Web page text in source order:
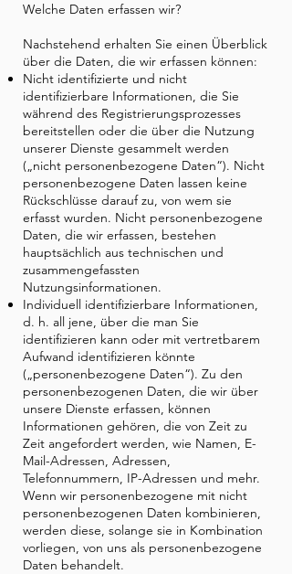
Welche Daten erfassen wir?
Nachstehend erhalten Sie einen Überblick
über die Daten, die wir erfassen können:
Nicht identifizierte und nicht
identifizierbare Informationen, die Sie
während des Registrierungsprozesses
bereitstellen oder die über die Nutzung
unserer Dienste gesammelt werden
(„nicht personenbezogene Daten“). Nicht
personenbezogene Daten lassen keine
Rückschlüsse darauf zu, von wem sie
erfasst wurden. Nicht personenbezogene
Daten, die wir erfassen, bestehen
hauptsächlich aus technischen und
zusammengefassten
Nutzungsinformationen.
Individuell identifizierbare Informationen,
d. h. all jene, über die man Sie
identifizieren kann oder mit vertretbarem
Aufwand identifizieren könnte
(„personenbezogene Daten“). Zu den
personenbezogenen Daten, die wir über
unsere Dienste erfassen, können
Informationen gehören, die von Zeit zu
Zeit angefordert werden, wie Namen, E-
Mail-Adressen, Adressen,
Telefonnummern, IP-Adressen und mehr.
Wenn wir personenbezogene mit nicht
personenbezogenen Daten kombinieren,
werden diese, solange sie in Kombination
vorliegen, von uns als personenbezogene
Daten behandelt.